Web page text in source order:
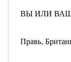
ВЫ ИЛИ
Правь,